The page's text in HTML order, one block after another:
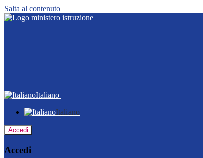
Salta al contenuto
Italiano
Italiano
Accedi
Accedi